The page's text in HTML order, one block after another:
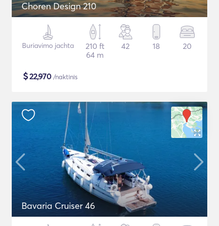
Choren Design 210
Buriavimo jachta
210 ft
64 m
42 18 20
$22,970 /naktinis
Bavaria Cruiser 46